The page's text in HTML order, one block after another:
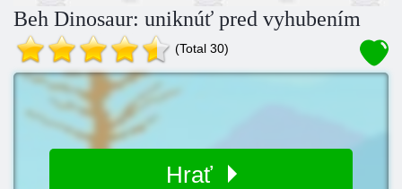
Beh Dinosaur: uniknúť pred vyhubením
(Total 30)
Hrať